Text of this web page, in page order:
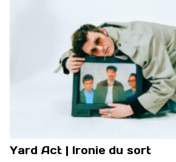
Yard Act | Ironie du sort